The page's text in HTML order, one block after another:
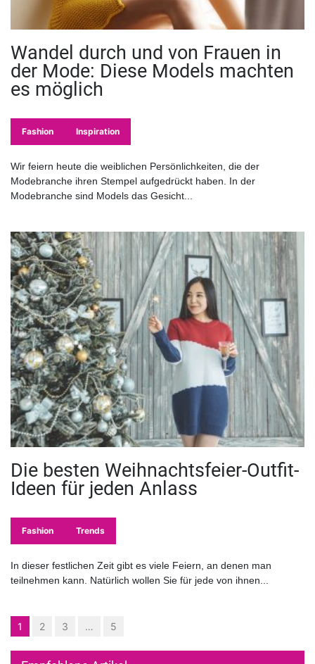
Wandel durch und von Frauen in
der Mode: Diese Models machten
es möglich
Fashion Inspiration
Wir feiern heute die weiblichen Persönlichkeiten, die der
Modebranche ihren Stempel aufgedrückt haben. In der
Modebranche sind Models das Gesicht...
Die besten Weihnachtsfeier-Outfit-
Ideen für jeden Anlass
Fashion Trends
In dieser festlichen Zeit gibt es viele Feiern, an denen man
teilnehmen kann. Natürlich wollen Sie für jede von ihnen...
1 2 3 … 5